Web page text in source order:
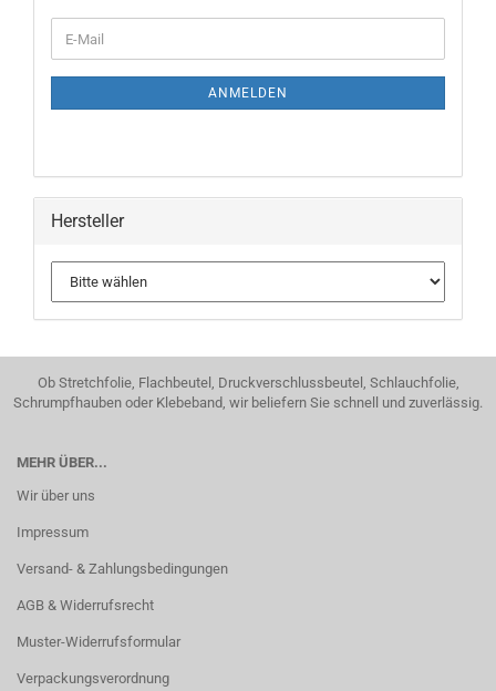
ZUR
E-
Mail
ANMELDEN
Hersteller
Ob Stretchfolie, Flachbeutel, Druckverschlussbeutel, Schlauchfolie,
Schrumpfhauben oder Klebeband, wir beliefern Sie schnell und zuverlässig.
MEHR ÜBER...
Wir über uns
Impressum
Versand- & Zahlungsbedingungen
AGB & Widerrufsrecht
Muster-Widerrufsformular
Verpackungsverordnung